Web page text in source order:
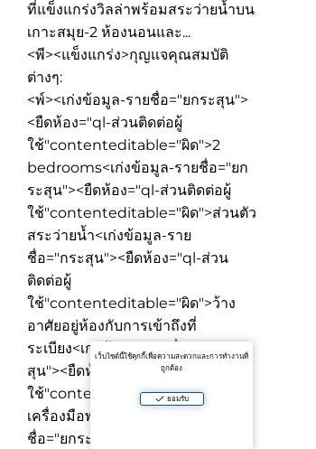
ที่แข็งแกร่งวิลล่าพร้อมสระว่ายน้ำบน
เกาะสมุย-2 ห้องนอนและ...
<พี><แข็งแกร่ง>กุญแจคุณสมบัติ
ต่างๆ:
<พ์><เก่งข้อมูล-รายชื่อ="ยกระสุน">
<ยืดห้อง="ql-ส่วนติดต่อผู้
ใช้"contenteditable="ผิด">2
bedrooms<เก่งข้อมูล-รายชื่อ="ยก
ระสุน"><ยืดห้อง="ql-ส่วนติดต่อผู้
ใช้"contenteditable="ผิด">ส่วนตัว
สระว่ายน้ำ<เก่งข้อมูล-ราย
ชื่อ="กระสุน"><ยืดห้อง="ql-ส่วน
ติดต่อผู้
ใช้"contenteditable="ผิด">ว้าง
อาศัยอยู่ห้องกับการเข้าถึงที่
ระเบียง<เก่งข้อมูล-รายชื่อ="ยกระ
สุน"><ยืดห้อง="ql-ส่วนติดต่อผู้
ใช้"contenteditable="ผิด">
เครื่องมือพร้อมครัว
ชื่อ="ยกระสุน"><ยืดห้อง="ql-ส่วน
เว็บไซต์นี้ใช้คุกกี้เพื่อความสะดวกและการทำงานที่
ถูกต้อง
ยอมรับ